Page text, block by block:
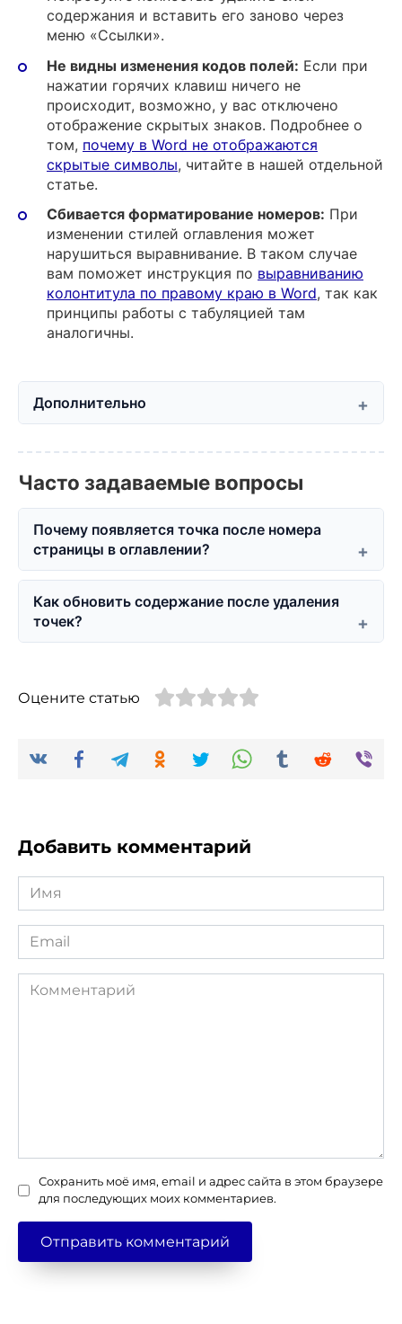
содержания и вставить его заново через
меню «Ссылки».
Не видны изменения кодов полей: Если при
нажатии горячих клавиш ничего не
происходит, возможно, у вас отключено
отображение скрытых знаков. Подробнее о
том, почему в Word не отображаются
скрытые символы, читайте в нашей отдельной
статье.
Сбивается форматирование номеров: При
изменении стилей оглавления может
нарушиться выравнивание. В таком случае
вам поможет инструкция по выравниванию
колонтитула по правому краю в Word, так как
принципы работы с табуляцией там
аналогичны.
Дополнительно
Часто задаваемые вопросы
Почему появляется точка после номера
страницы в оглавлении?
Как обновить содержание после удаления
точек?
Оцените статью
Добавить комментарий
Имя
*
Email
*
Комментарий
Сохранить моё имя, email и адрес сайта в этом браузере
для последующих моих комментариев.